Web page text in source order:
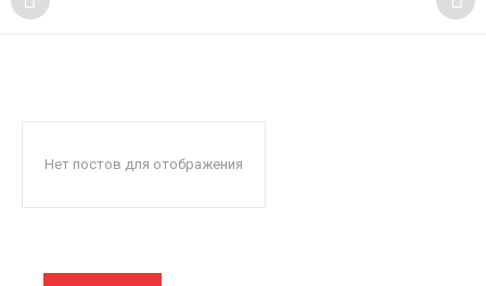
Нет постов для отображения